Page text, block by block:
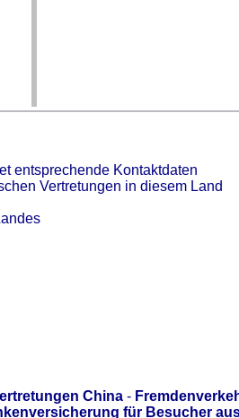
entsprechende Kontaktdaten
Vertretungen in diesem Land
China -
für Besucher